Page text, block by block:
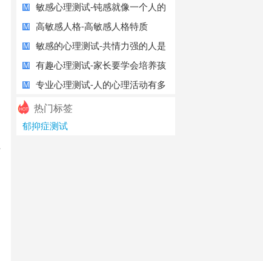
情绪
M
敏感心理测试-钝感就像一个人的
免疫力
M 高敏感人格-高敏感人格特质
M
敏感的心理测试-共情力强的人是
一件好事
M
有趣心理测试-家长要学会培养孩
子强大的
M
专业心理测试-人的心理活动有多
复杂呢？
热门标签
郁抑症测试